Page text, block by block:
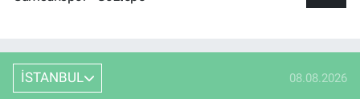
İSTANBUL 08.08.2026